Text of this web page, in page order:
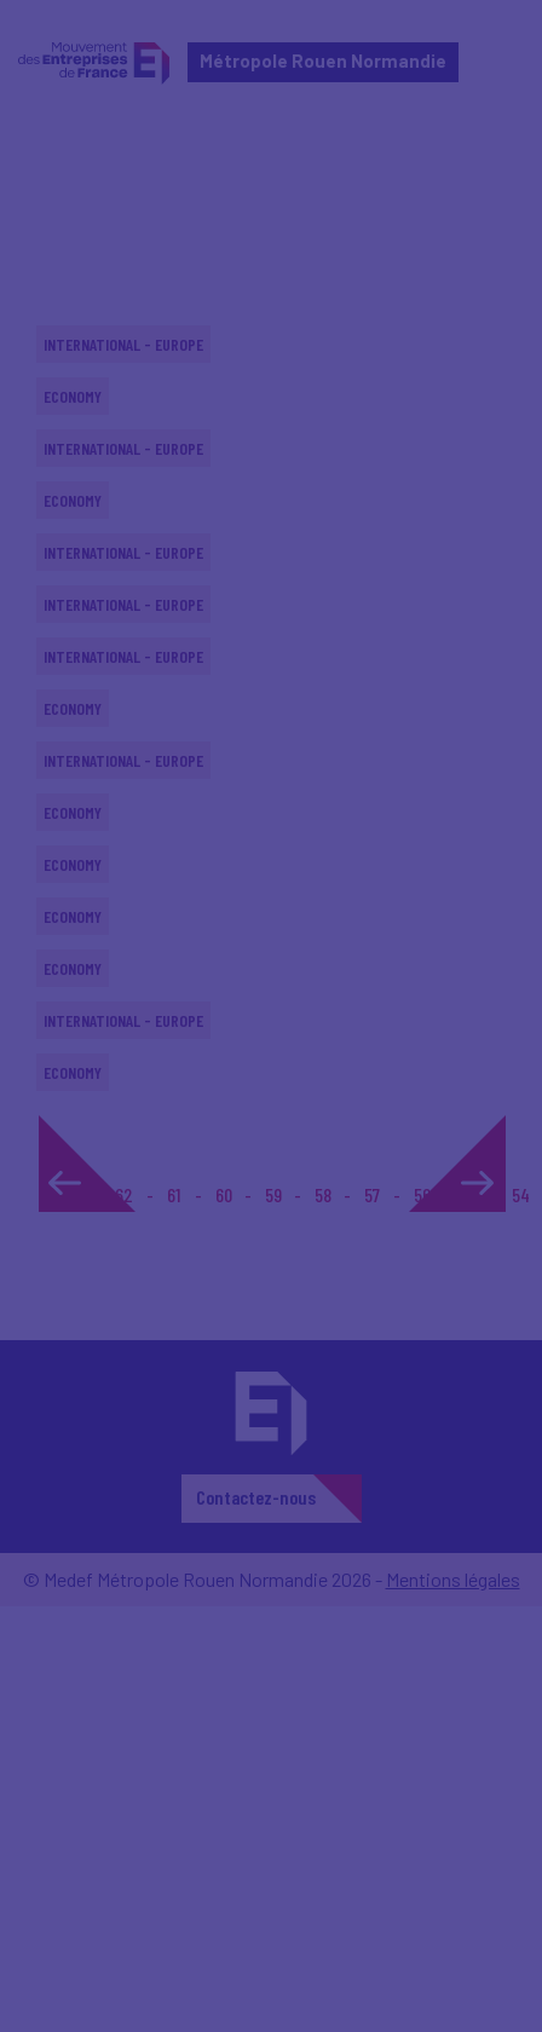
Métropole Rouen Normandie
INTERNATIONAL - EUROPE
ECONOMY
INTERNATIONAL - EUROPE
ECONOMY
INTERNATIONAL - EUROPE
INTERNATIONAL - EUROPE
INTERNATIONAL - EUROPE
ECONOMY
INTERNATIONAL - EUROPE
ECONOMY
ECONOMY
ECONOMY
ECONOMY
INTERNATIONAL - EUROPE
ECONOMY
1... 62 61 60 59 58 57 56 55 54
Contactez-nous
© Medef Métropole Rouen Normandie 2026 - Mentions légales